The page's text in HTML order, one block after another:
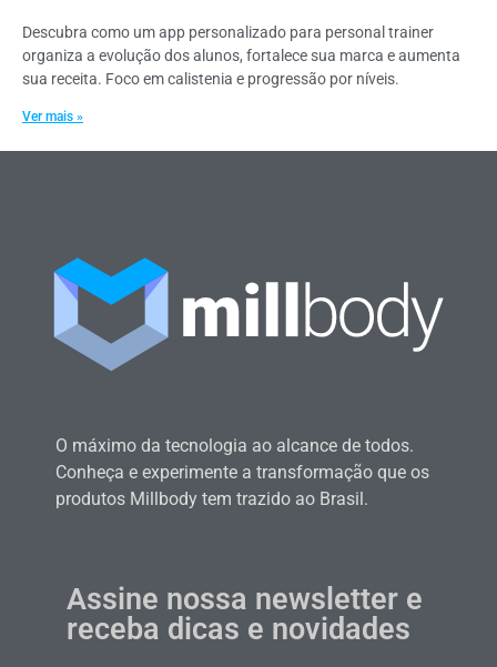
Descubra como um app personalizado para personal trainer
organiza a evolução dos alunos, fortalece sua marca e aumenta
sua receita. Foco em calistenia e progressão por níveis.
Ver mais »
O máximo da tecnologia ao alcance de todos.
Conheça e experimente a transformação que os
produtos Millbody tem trazido ao Brasil.
Assine nossa newsletter e
receba dicas e novidades